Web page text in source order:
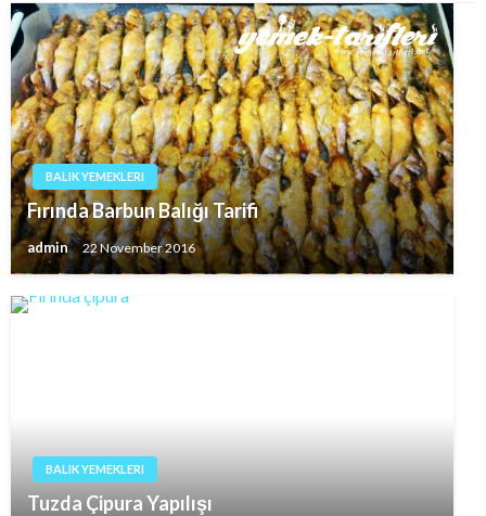
BALIK YEMEKLERI
Fırında Barbun Balığı Tarifi
admin 22 November 2016
BALIK YEMEKLERI
Tuzda Çipura Yapılışı